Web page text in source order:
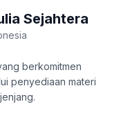
Sejahtera
berkomitmen
penyediaan materi